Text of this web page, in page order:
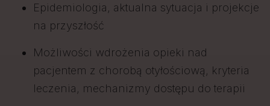
Epidemiologia, aktualna sytuacja i projekcje
na przyszłość
Możliwości wdrożenia opieki nad
pacjentem z chorobą otyłościową, kryteria
leczenia, mechanizmy dostępu do terapii